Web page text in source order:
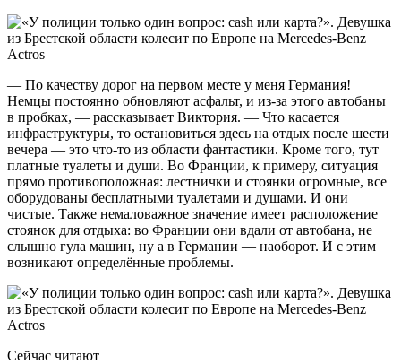
— По качеству дорог на первом месте у меня Германия!
Немцы постоянно обновляют асфальт, и из-за этого автобаны
в пробках, — рассказывает Виктория. — Что касается
инфраструктуры, то остановиться здесь на отдых после шести
вечера — это что-то из области фантастики. Кроме того, тут
платные туалеты и души. Во Франции, к примеру, ситуация
прямо противоположная: лестнички и стоянки огромные, все
оборудованы бесплатными туалетами и душами. И они
чистые. Также немаловажное значение имеет расположение
стоянок для отдыха: во Франции они вдали от автобана, не
слышно гула машин, ну а в Германии — наоборот. И с этим
возникают определённые проблемы.
Сейчас читают